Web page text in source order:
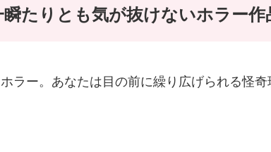
たりとも気が抜けないホラー作
ラー。あなたは目の前に繰り広げられる怪